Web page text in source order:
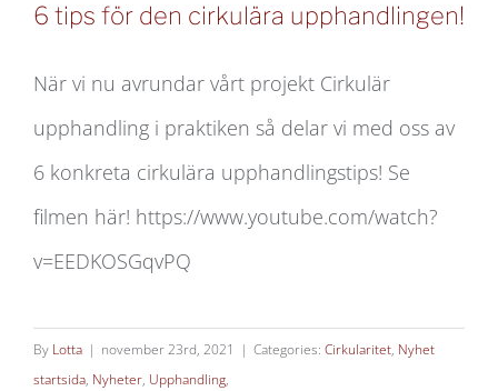
6 tips för den cirkulära upphandlingen!
När vi nu avrundar vårt projekt Cirkulär
upphandling i praktiken så delar vi med oss av
6 konkreta cirkulära upphandlingstips! Se
filmen här! https://www.youtube.com/watch?
v=EEDKOSGqvPQ
By Lotta | november 23rd, 2021 | Categories: Cirkularitet, Nyhet
startsida, Nyheter, Upphandling,